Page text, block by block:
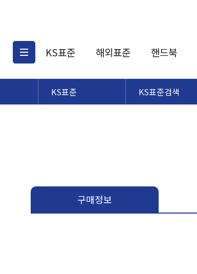
KS표준
KS표준검색
해외표준
해외표준검색
핸드북
KS표준 KS표준검색
구매정보